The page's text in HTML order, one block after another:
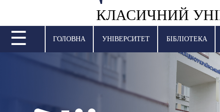
КЛАСИЧНИЙ
МІЖНАРОДНА ДІЯЛЬНІСТЬ
ВСТУПНА КАМПАНІЯ
☰ ГОЛОВНА УНІВЕРСИТЕТ БІБЛІОТЕКА